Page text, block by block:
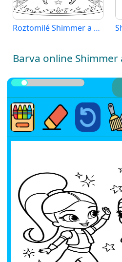
Roztomilé Shimmer a Shine
Barva online Shimmer